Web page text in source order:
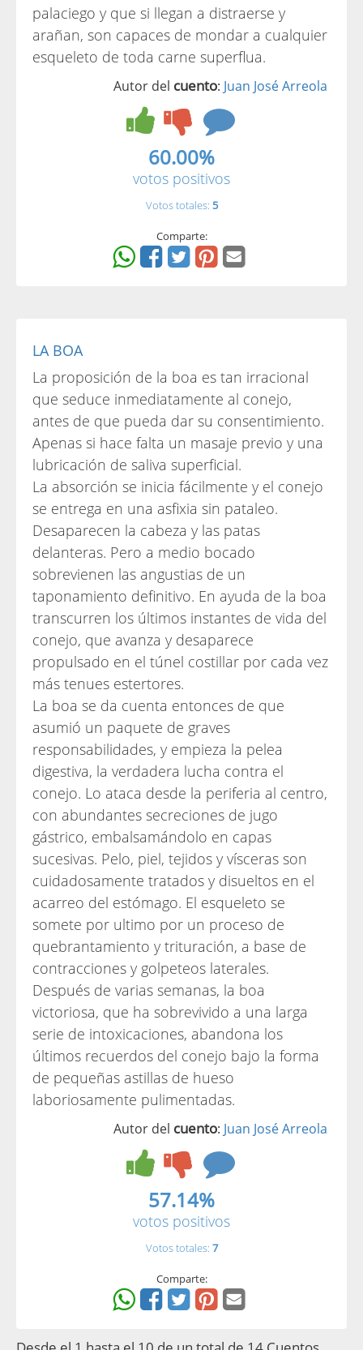
palaciego y que si llegan a distraerse y
arañan, son capaces de mondar a cualquier
esqueleto de toda carne superflua.
Autor del cuento: Juan José Arreola
60.00%
votos positivos
Votos totales: 5
Comparte:
LA BOA
La proposición de la boa es tan irracional
que seduce inmediatamente al conejo,
antes de que pueda dar su consentimiento.
Apenas si hace falta un masaje previo y una
lubricación de saliva superficial.
La absorción se inicia fácilmente y el conejo
se entrega en una asfixia sin pataleo.
Desaparecen la cabeza y las patas
delanteras. Pero a medio bocado
sobrevienen las angustias de un
taponamiento definitivo. En ayuda de la boa
transcurren los últimos instantes de vida del
conejo, que avanza y desaparece
propulsado en el túnel costillar por cada vez
más tenues estertores.
La boa se da cuenta entonces de que
asumió un paquete de graves
responsabilidades, y empieza la pelea
digestiva, la verdadera lucha contra el
conejo. Lo ataca desde la periferia al centro,
con abundantes secreciones de jugo
gástrico, embalsamándolo en capas
sucesivas. Pelo, piel, tejidos y vísceras son
cuidadosamente tratados y disueltos en el
acarreo del estómago. El esqueleto se
somete por ultimo por un proceso de
quebrantamiento y trituración, a base de
contracciones y golpeteos laterales.
Después de varias semanas, la boa
victoriosa, que ha sobrevivido a una larga
serie de intoxicaciones, abandona los
últimos recuerdos del conejo bajo la forma
de pequeñas astillas de hueso
laboriosamente pulimentadas.
Autor del cuento: Juan José Arreola
57.14%
votos positivos
Votos totales: 7
Comparte: